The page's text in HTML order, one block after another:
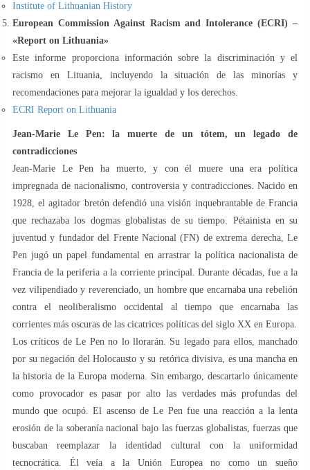
Institute of Lithuanian History
European Commission Against Racism and Intolerance (ECRI) –
«Report on Lithuania»
Este informe proporciona información sobre la discriminación y el
racismo en Lituania, incluyendo la situación de las minorías y
recomendaciones para mejorar la igualdad y los derechos.
ECRI Report on Lithuania
Jean-Marie Le Pen: la muerte de un tótem, un legado de
contradicciones
Jean-Marie Le Pen ha muerto, y con él muere una era política
impregnada de nacionalismo, controversia y contradicciones. Nacido en
1928, el agitador bretón defendió una visión inquebrantable de Francia
que rechazaba los dogmas globalistas de su tiempo. Pétainista en su
juventud y fundador del Frente Nacional (FN) de extrema derecha, Le
Pen jugó un papel fundamental en arrastrar la política nacionalista de
Francia de la periferia a la corriente principal. Durante décadas, fue a la
vez vilipendiado y reverenciado, un hombre que encarnaba una rebelión
contra el neoliberalismo occidental al tiempo que encarnaba las
corrientes más oscuras de las cicatrices políticas del siglo XX en Europa.
Los críticos de Le Pen no lo llorarán. Su legado para ellos, manchado
por su negación del Holocausto y su retórica divisiva, es una mancha en
la historia de la Europa moderna. Sin embargo, descartarlo únicamente
como provocador es pasar por alto las verdades más profundas del
mundo que ocupó. El ascenso de Le Pen fue una reacción a la lenta
erosión de la soberanía nacional bajo las fuerzas globalistas, fuerzas que
buscaban reemplazar la identidad cultural con la uniformidad
tecnocrática. Él veía a la Unión Europea no como un sueño